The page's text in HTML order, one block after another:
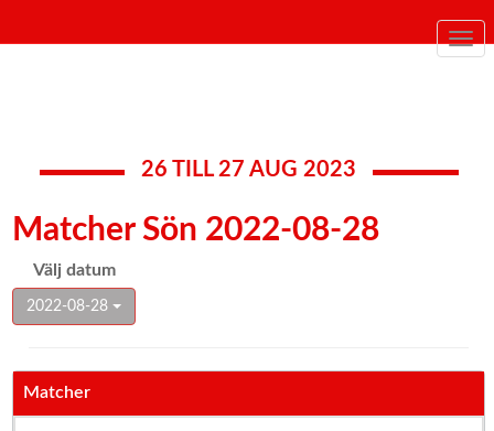
26 TILL 27 AUG 2023
Matcher Sön 2022-08-28
Välj datum
2022-08-28
Matcher